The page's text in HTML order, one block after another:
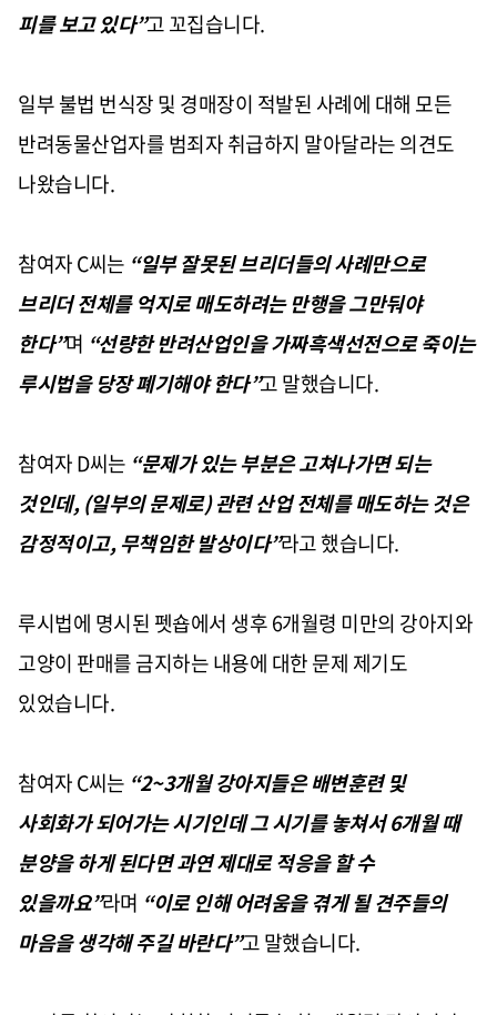
피를 보고 있다”고 꼬집습니다.
일부 불법 번식장 및 경매장이 적발된 사례에 대해 모든
반려동물산업자를 범죄자 취급하지 말아달라는 의견도
나왔습니다.
참여자C씨는 “일부 잘못된 브리더들의 사례만으로
브리더 전체를 억지로 매도하려는 만행을 그만둬야
한다”며 “선량한 반려산업인을 가짜흑색선전으로 죽이는
루시법을 당장 폐기해야 한다”고 말했습니다.
참여자D씨는 “문제가 있는 부분은 고쳐나가면 되는
것인데, (일부의 문제로)관련 산업 전체를 매도하는 것은
감정적이고,무책임한 발상이다”라고 했습니다.
루시법에 명시된 펫숍에서 생후6개월령 미만의 강아지와
고양이 판매를 금지하는 내용에 대한 문제 제기도
있었습니다.
참여자C씨는 “2~3개월 강아지들은 배변훈련 및
사회화가 되어가는 시기인데 그 시기를 놓쳐서6개월 때
분양을 하게 된다면 과연 제대로 적응을 할 수
있을까요”라며 “이로 인해 어려움을 겪게 될 견주들의
마음을 생각해 주길 바란다”고 말했습니다.